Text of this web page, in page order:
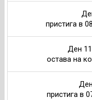
пристига в
Ден
остава на
пристига в